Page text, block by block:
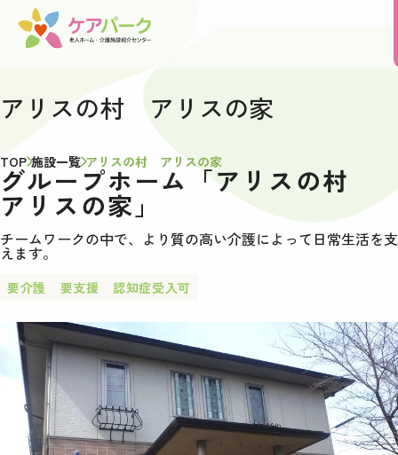
アリスの村 アリスの家
TOP 施設一覧 アリスの村 アリスの家
グループホーム「アリスの村
アリスの家」
チームワークの中で、より質の高い介護によって日常生活を支
えます。
要介護 要支援 認知症受入可